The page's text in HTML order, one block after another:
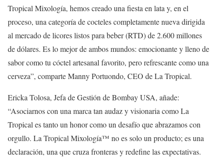
Tropical Mixología, hemos creado una fiesta en lata y, en el
proceso, una categoría de cocteles completamente nueva dirigida
al mercado de licores listos para beber (RTD) de 2.600 millones
de dólares. Es lo mejor de ambos mundos: emocionante y lleno de
sabor como tu cóctel artesanal favorito, pero refrescante como una
cerveza”, comparte Manny Portuondo, CEO de La Tropical.
Ericka Tolosa, Jefa de Gestión de Bombay USA, añade:
“Asociarnos con una marca tan audaz y visionaria como La
Tropical es tanto un honor como un desafío que abrazamos con
orgullo. La Tropical Mixología™ no es solo un producto; es una
declaración, una que cruza fronteras y redefine las expectativas.